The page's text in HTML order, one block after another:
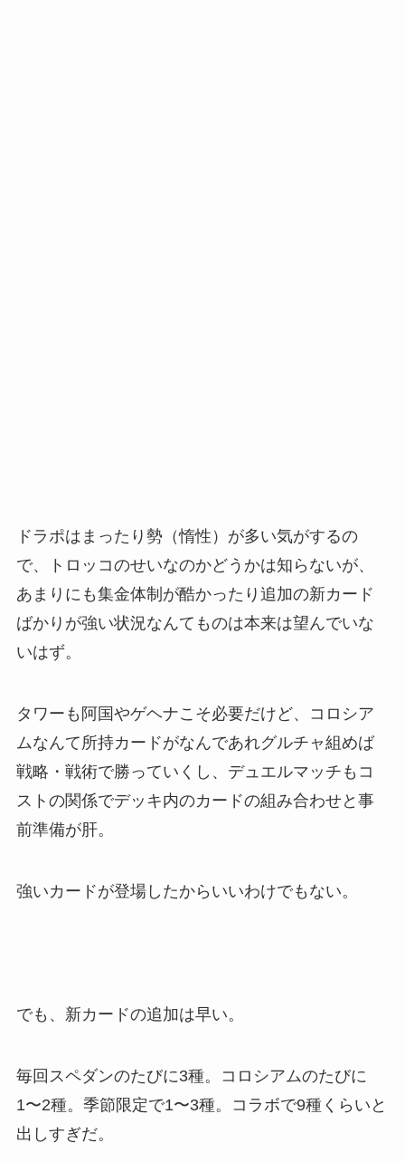
ドラポはまったり勢（惰性）が多い気がするの
で、トロッコのせいなのかどうかは知らないが、
あまりにも集金体制が酷かったり追加の新カード
ばかりが強い状況なんてものは本来は望んでいな
いはず。
タワーも阿国やゲヘナこそ必要だけど、コロシア
ムなんて所持カードがなんであれグルチャ組めば
戦略・戦術で勝っていくし、デュエルマッチもコ
ストの関係でデッキ内のカードの組み合わせと事
前準備が肝。
強いカードが登場したからいいわけでもない。
でも、新カードの追加は早い。
毎回スペダンのたびに3種。コロシアムのたびに
1〜2種。季節限定で1〜3種。コラボで9種くらいと
出しすぎだ。